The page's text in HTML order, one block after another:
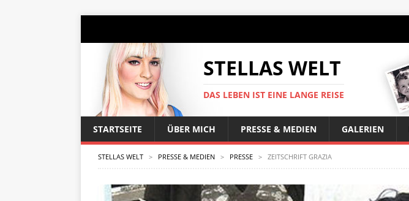
STELLAS WELT
DAS LEBEN IST EINE LANGE REISE
STARTSEITE ÜBER MICH PRESSE & MEDIEN GALERIEN
STELLAS WELT > PRESSE & MEDIEN > PRESSE > ZEITSCHRIFT GRAZIA